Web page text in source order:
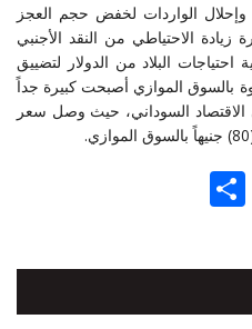
وإحلال الواردات لخفض حجم العجز
الاحتياطي من النقد الأجنبي
البلاد من الدولار لتضييق
بالسوق الموازي أصبحت كبيرة جداً
السوداني، حيث وصل سعر
Telegram